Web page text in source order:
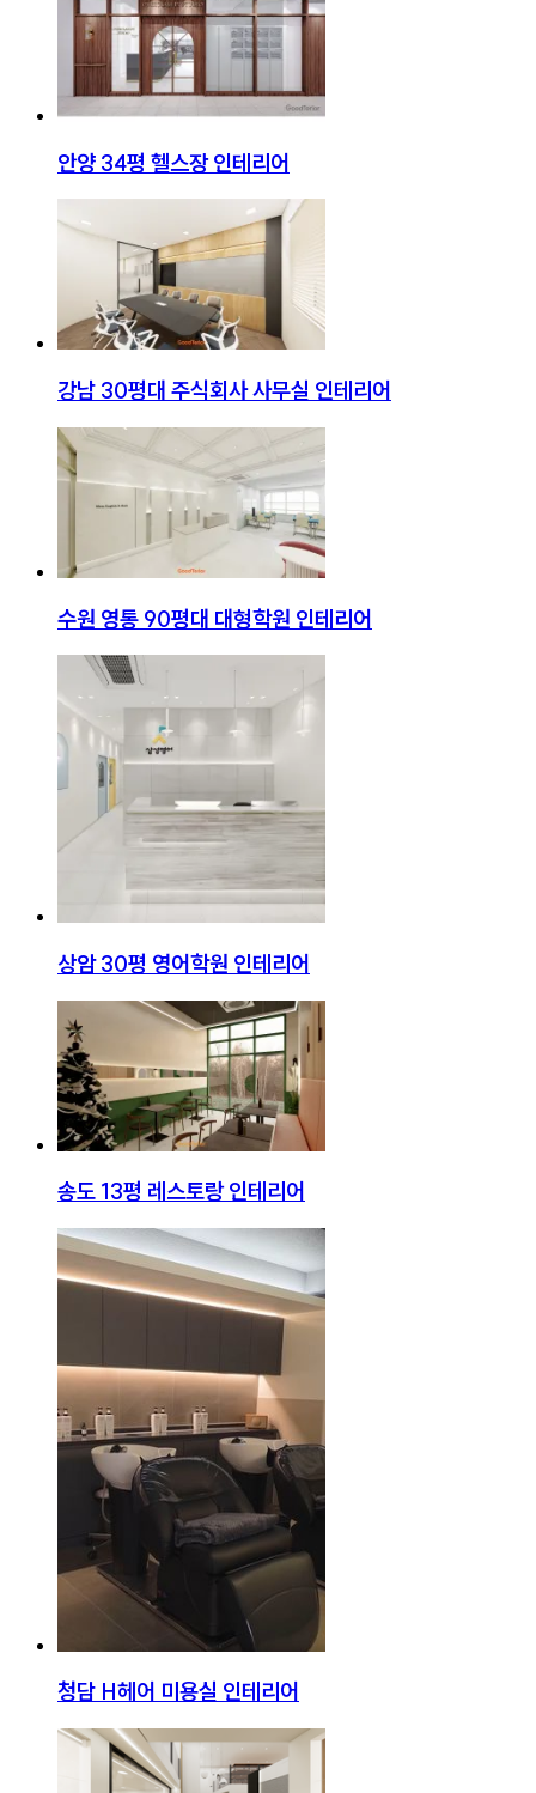
안양 34평 헬스장 인테리어
강남 30평대 주식회사 사무실 인테리어
수원 영통 90평대 대형학원 인테리어
상암 30평 영어학원 인테리어
송도 13평 레스토랑 인테리어
청담 H헤어 미용실 인테리어